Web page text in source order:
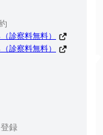
診察料無料）
診察料無料）
録